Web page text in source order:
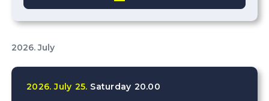
2026. July
2026. July 25. Saturday 20.00